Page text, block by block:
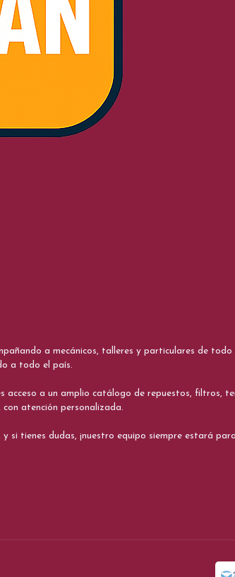
a mecánicos, talleres y particulares de
a todo el país.
acceso a un amplio catálogo de repuestos, filtros,
atención personalizada.
si tienes dudas, ¡nuestro equipo siempre estará